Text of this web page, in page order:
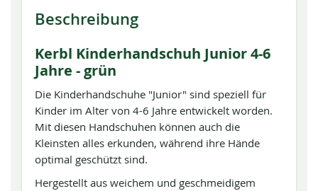
Beschreibung
Kerbl Kinderhandschuh Junior 4-6
Jahre - grün
Die Kinderhandschuhe "Junior" sind speziell für
Kinder im Alter von 4-6 Jahre entwickelt worden.
Mit diesen Handschuhen können auch die
Kleinsten alles erkunden, während ihre Hände
optimal geschützt sind.
Hergestellt aus weichem und geschmeidigem